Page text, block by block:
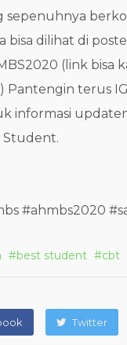
bisa dilihat di
(link bisa
Pantengin terus
informasi
Student.
#ahmbs2020
best student cbt
Twitter